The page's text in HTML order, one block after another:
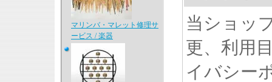
マリンバ・マレット修理サ
ービス / 楽器
当ショッ
更、利用
イバシー